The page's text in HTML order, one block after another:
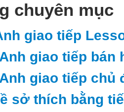
chuyên mục
giao tiếp
giao tiếp bán
giao tiếp
sở thích bằng